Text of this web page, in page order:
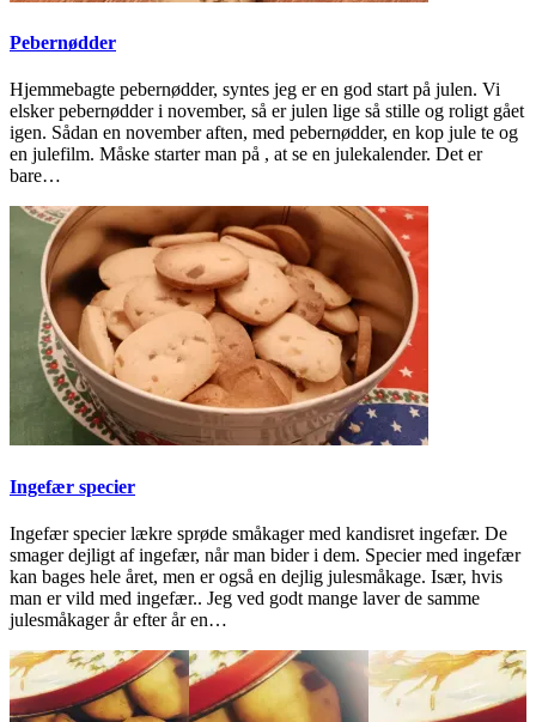
Pebernødder
Hjemmebagte pebernødder, syntes jeg er en god start på julen. Vi
elsker pebernødder i november, så er julen lige så stille og roligt gået
igen. Sådan en november aften, med pebernødder, en kop jule te og
en julefilm. Måske starter man på , at se en julekalender. Det er
bare…
Ingefær specier
Ingefær specier lækre sprøde småkager med kandisret ingefær. De
smager dejligt af ingefær, når man bider i dem. Specier med ingefær
kan bages hele året, men er også en dejlig julesmåkage. Især, hvis
man er vild med ingefær.. Jeg ved godt mange laver de samme
julesmåkager år efter år en…
2022-
10-
19